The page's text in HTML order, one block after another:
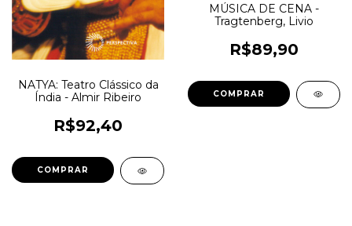
NATYA: Teatro Clássico da
Índia - Almir Ribeiro
R$92,40
MÚSICA DE CENA -
Tragtenberg, Livio
R$89,90